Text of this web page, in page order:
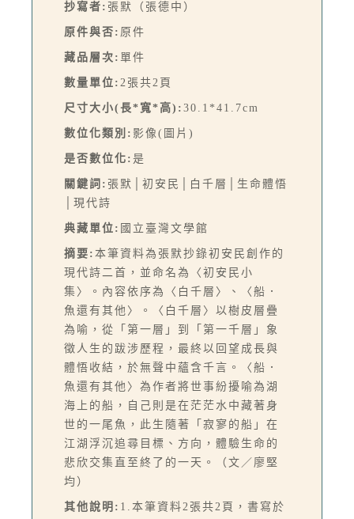
抄寫者: 張默（張德中）
原件與否: 原件
藏品層次: 單件
數量單位: 2張共2頁
尺寸大小(長*寬*高): 30.1*41.7cm
數位化類別: 影像(圖片)
是否數位化: 是
關鍵詞: 張默│初安民│白千層│生命體悟
│現代詩
典藏單位: 國立臺灣文學館
摘要: 本筆資料為張默抄錄初安民創作的
現代詩二首，並命名為〈初安民小
集〉。內容依序為〈白千層〉、〈船．
魚還有其他〉。〈白千層〉以樹皮層疊
為喻，從「第一層」到「第一千層」象
徵人生的跋涉歷程，最終以回望成長與
體悟收結，於無聲中蘊含千言。〈船．
魚還有其他〉為作者將世事紛擾喻為湖
海上的船，自己則是在茫茫水中藏著身
世的一尾魚，此生隨著「寂寥的船」在
江湖浮沉追尋目標、方向，體驗生命的
悲欣交集直至終了的一天。（文／廖堅
均）
其他說明: 1.本筆資料2張共2頁，書寫於